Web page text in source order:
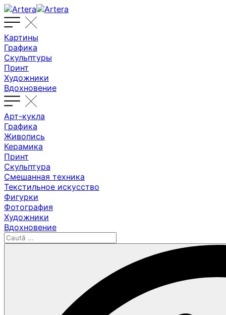
Картины
Графика
Скульптуры
Принт
Художники
Вдохновение
Арт-кукла
Графика
Живопись
Керамика
Принт
Скульптура
Смешанная техника
Текстильное искусство
Фигурки
Фотография
Художники
Вдохновение